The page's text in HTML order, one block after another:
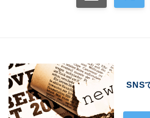
SNS